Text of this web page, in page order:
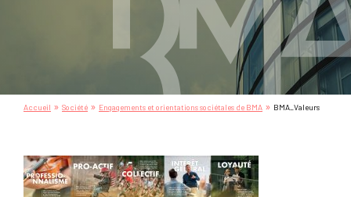
Accueil » Société » Engagements et orientations sociétales de BMA » BMA_Valeurs